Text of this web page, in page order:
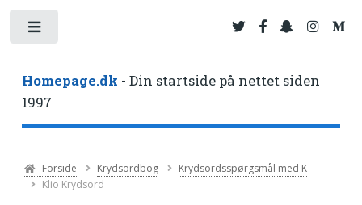
Homepage.dk - Din startside på nettet siden
1997
Forside Krydsordbog
Krydsordsspørgsmål med K
Klio Krydsord